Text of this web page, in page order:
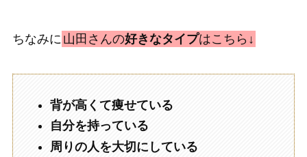
ちなみに 山田さんの好きなタイプはこちら↓
背が高くて痩せている
自分を持っている
周りの人を大切にしている